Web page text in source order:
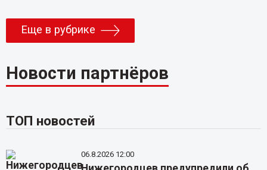
Еще в рубрике
Новости партнёров
ТОП новостей
06.8.2026 12:00